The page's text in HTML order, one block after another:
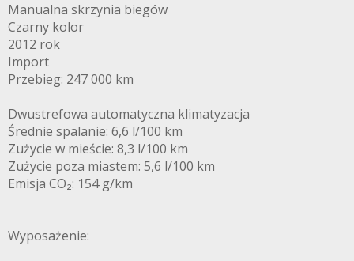
Manualna skrzynia biegów
Czarny kolor
2012 rok
Import
Przebieg: 247 000 km
Dwustrefowa automatyczna klimatyzacja
Średnie spalanie: 6,6 l/100 km
Zużycie w mieście: 8,3 l/100 km
Zużycie poza miastem: 5,6 l/100 km
Emisja CO₂: 154 g/km
Wyposażenie: